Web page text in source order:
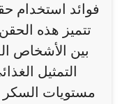
فوائد استخدام
تتميز هذه
بين الأشخاص
التمثيل
مستويات